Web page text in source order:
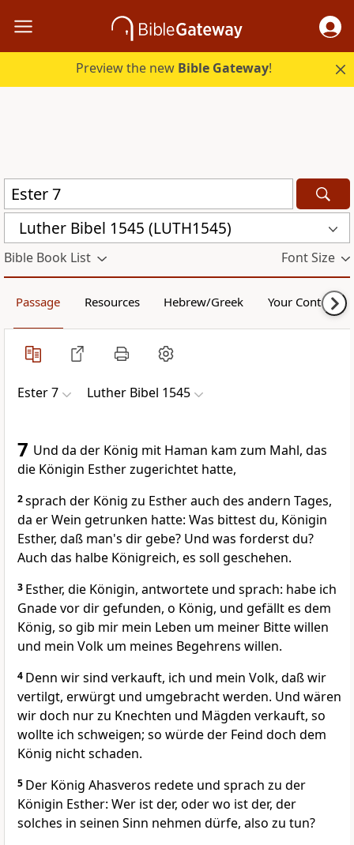
Preview the new Bible Gateway!
Luther Bibel 1545 (LUTH1545)
Bible Book List Font Size
Passage Resources Hebrew/Greek Your Content
Ester 7 Luther Bibel 1545
7 Und da der König mit Haman kam zum Mahl, das
die Königin Esther zugerichtet hatte,
2sprach der König zu Esther auch des andern Tages,
da er Wein getrunken hatte: Was bittest du, Königin
Esther, daß man's dir gebe? Und was forderst du?
Auch das halbe Königreich, es soll geschehen.
3 Esther, die Königin, antwortete und sprach: habe ich
Gnade vor dir gefunden, o König, und gefällt es dem
König, so gib mir mein Leben um meiner Bitte willen
und mein Volk um meines Begehrens willen.
4 Denn wir sind verkauft, ich und mein Volk, daß wir
vertilgt, erwürgt und umgebracht werden. Und wären
wir doch nur zu Knechten und Mägden verkauft, so
wollte ich schweigen; so würde der Feind doch dem
König nicht schaden.
5 Der König Ahasveros redete und sprach zu der
Königin Esther: Wer ist der, oder wo ist der, der
solches in seinen Sinn nehmen dürfe, also zu tun?